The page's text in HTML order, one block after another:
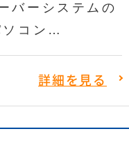
バーシステムの
ソコン…
詳細を見る